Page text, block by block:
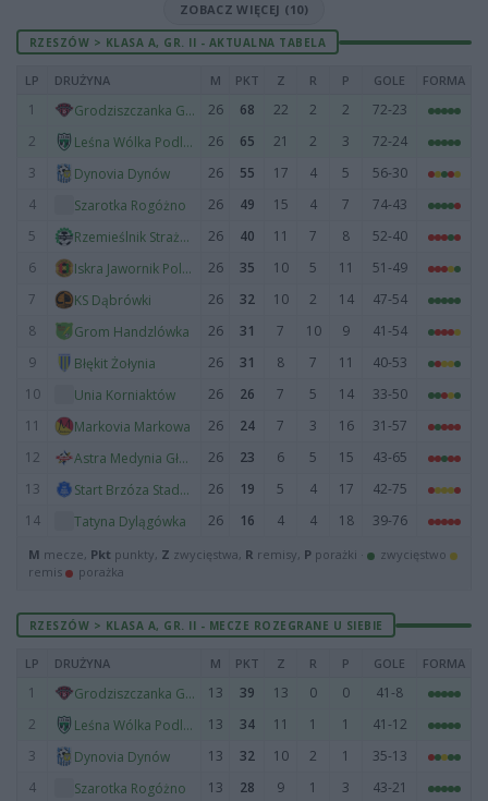
ZOBACZ WIĘCEJ (10)
RZESZÓW > KLASA A, GR. II - AKTUALNA TABELA
LP DRUŻYNA M PKT Z R P GOLE FORMA
1 Grodziszczanka Grodzisko Dolne 26 68 22 2 2
72-23
2
Leśna Wólka Podleśna 26 65 21 2 3
72-24
3
Dynovia Dynów 26 55 17 4 5
56-30
4
Szarotka Rogóżno 26 49 15 4 7
74-43
5
Rzemieślnik Strażów 26 40 11 7 8
52-40
6
Iskra Jawornik Polski 26 35 10 5 11
51-49
7
KS Dąbrówki 26 32 10 2 14
47-54
8
Grom Handzlówka 26 31 7 10 9
41-54
9
Błękit Żołynia 26 31 8 7 11
40-53
10
Unia Korniaktów 26 26 7 5 14
33-50
11
Markovia Markowa 26 24 7 3 16
31-57
12
Astra Medynia Głogowska 26 23 6 5 15
43-65
13
Start Brzóza Stadnicka 26 19 5 4 17
42-75
14
Tatyna Dylągówka 26 16 4 4 18 39-76
M mecze, Pkt punkty, Z zwycięstwa, R remisy, P porażki ·
zwycięstwo
remis
porażka
RZESZÓW > KLASA A, GR. II - MECZE ROZEGRANE U SIEBIE
LP DRUŻYNA M PKT Z R P GOLE FORMA
1 Grodziszczanka Grodzisko Dolne 13 39 13 0 0
41-8
2
Leśna Wólka Podleśna 13 34 11 1 1
41-12
3
Dynovia Dynów 13 32 10 2 1
35-13
4
Szarotka Rogóżno 13 28 9 1 3
43-21